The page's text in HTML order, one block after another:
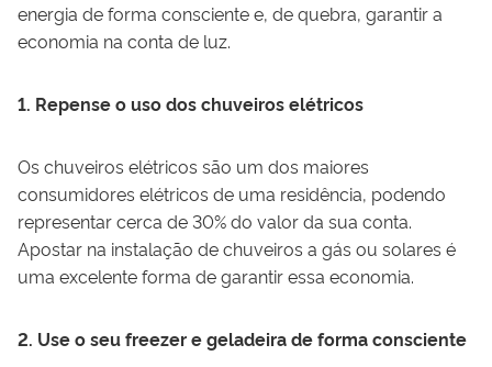
energia de forma consciente e, de quebra, garantir a
economia na conta de luz.
1. Repense o uso dos chuveiros elétricos
Os chuveiros elétricos são um dos maiores
consumidores elétricos de uma residência, podendo
representar cerca de 30% do valor da sua conta.
Apostar na instalação de chuveiros a gás ou solares é
uma excelente forma de garantir essa economia.
2. Use o seu freezer e geladeira de forma consciente